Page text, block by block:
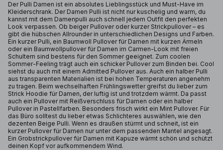
Der Pulli Damen ist ein absolutes Lieblingsstück und Must-Have im
Kleiderschrank. Der Damen Pulli ist nicht nur kuschelig und warm, du
kannst mit dem Damenpulli auch schnell jedem Outfit den perfekten
Look verpassen. Ob beiger Pullover oder kurzer Strickpullover – es
gibt die hübschen Allrounder in unterschiedlichen Designs und Farben.
Ein kurzer Pulli, ein Baumwoll Pullover für Damen mit kurzen Ärmeln
oder ein Baumwollpullover für Damen im Carmen-Look mit freien
Schultern sind bestens für den Sommer geeignet. Zum coolen
Sommer-Feeling trägt auch ein schicker Pullover zum Binden bei. Cool
siehst du auch mit einem Admitted Pullover aus. Auch ein halber Pulli
aus transparenten Materialien ist bei hohen Temperaturen angenehm
zu tragen. Beim wechselhaften Frühlingswetter greifst du lieber zum
Strick Hoodie für Damen, der luftig ist und trotzdem wärmt. Da passt
auch ein Pullover mit Reißverschluss für Damen oder ein halber
Pullover in Pastellfarben. Besonders frisch wirkt ein Mint Pullover. Für
das Büro solltest du lieber etwas Schlichteres auswählen, wie den
dezenten Beige Pulli. Wenn es draußen stürmt und schneit, ist ein
kurzer Pullover für Damen nur unter dem passenden Mantel angesagt.
Ein Grobstrickpullover für Damen mit Kapuze wärmt schön und schützt
deinen Kopf vor aufkommendem Wind.